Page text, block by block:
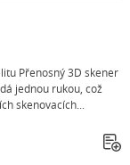
Přenosný 3D skener
jednou rukou, což
skenovacích...